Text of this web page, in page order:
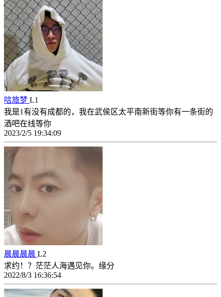
唁旅梦 L1
我是1有没有成都的，我在武侯区太平南新街等你有一条街的
酒吧在线等你
2023/2/5 19:34:09
晨晨晨晨 L2
求约！？茫茫人海遇见你。缘分
2022/8/3 16:36:54